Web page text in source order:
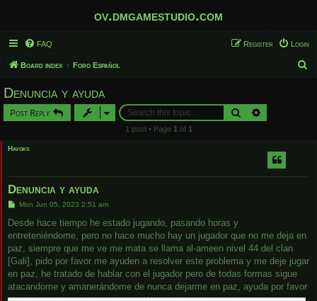
ov.dmgamestudio.com
FAQ Login
Register
Board index Foro Español
Denuncia y ayuda
Post Reply Search
1 post • Page 1 of 1
Havoks
Denuncia y ayuda
P
s
Mon Jun 05, 2023 2:51 am
Desde hace tiempo he estado jugando, pasando horas y
entreteniéndome, pero no hace mucho hay un jugador que no me deja en
paz, siempre que me ve me mata se llama al-ameen nivel 44 del clan
[Gali], pido por favor me ayuden a resolver este problema y me deje jugar
en paz, he tratado de hablar con el jugador pero de todas formas sigue
atacandome y amanerándome de nunca dejarme en paz, ayuda por favor